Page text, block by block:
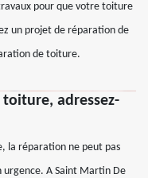
pour que votre toiture
un projet de réparation de
de toiture.
adressez-
la réparation ne peut pas
A Saint Martin De